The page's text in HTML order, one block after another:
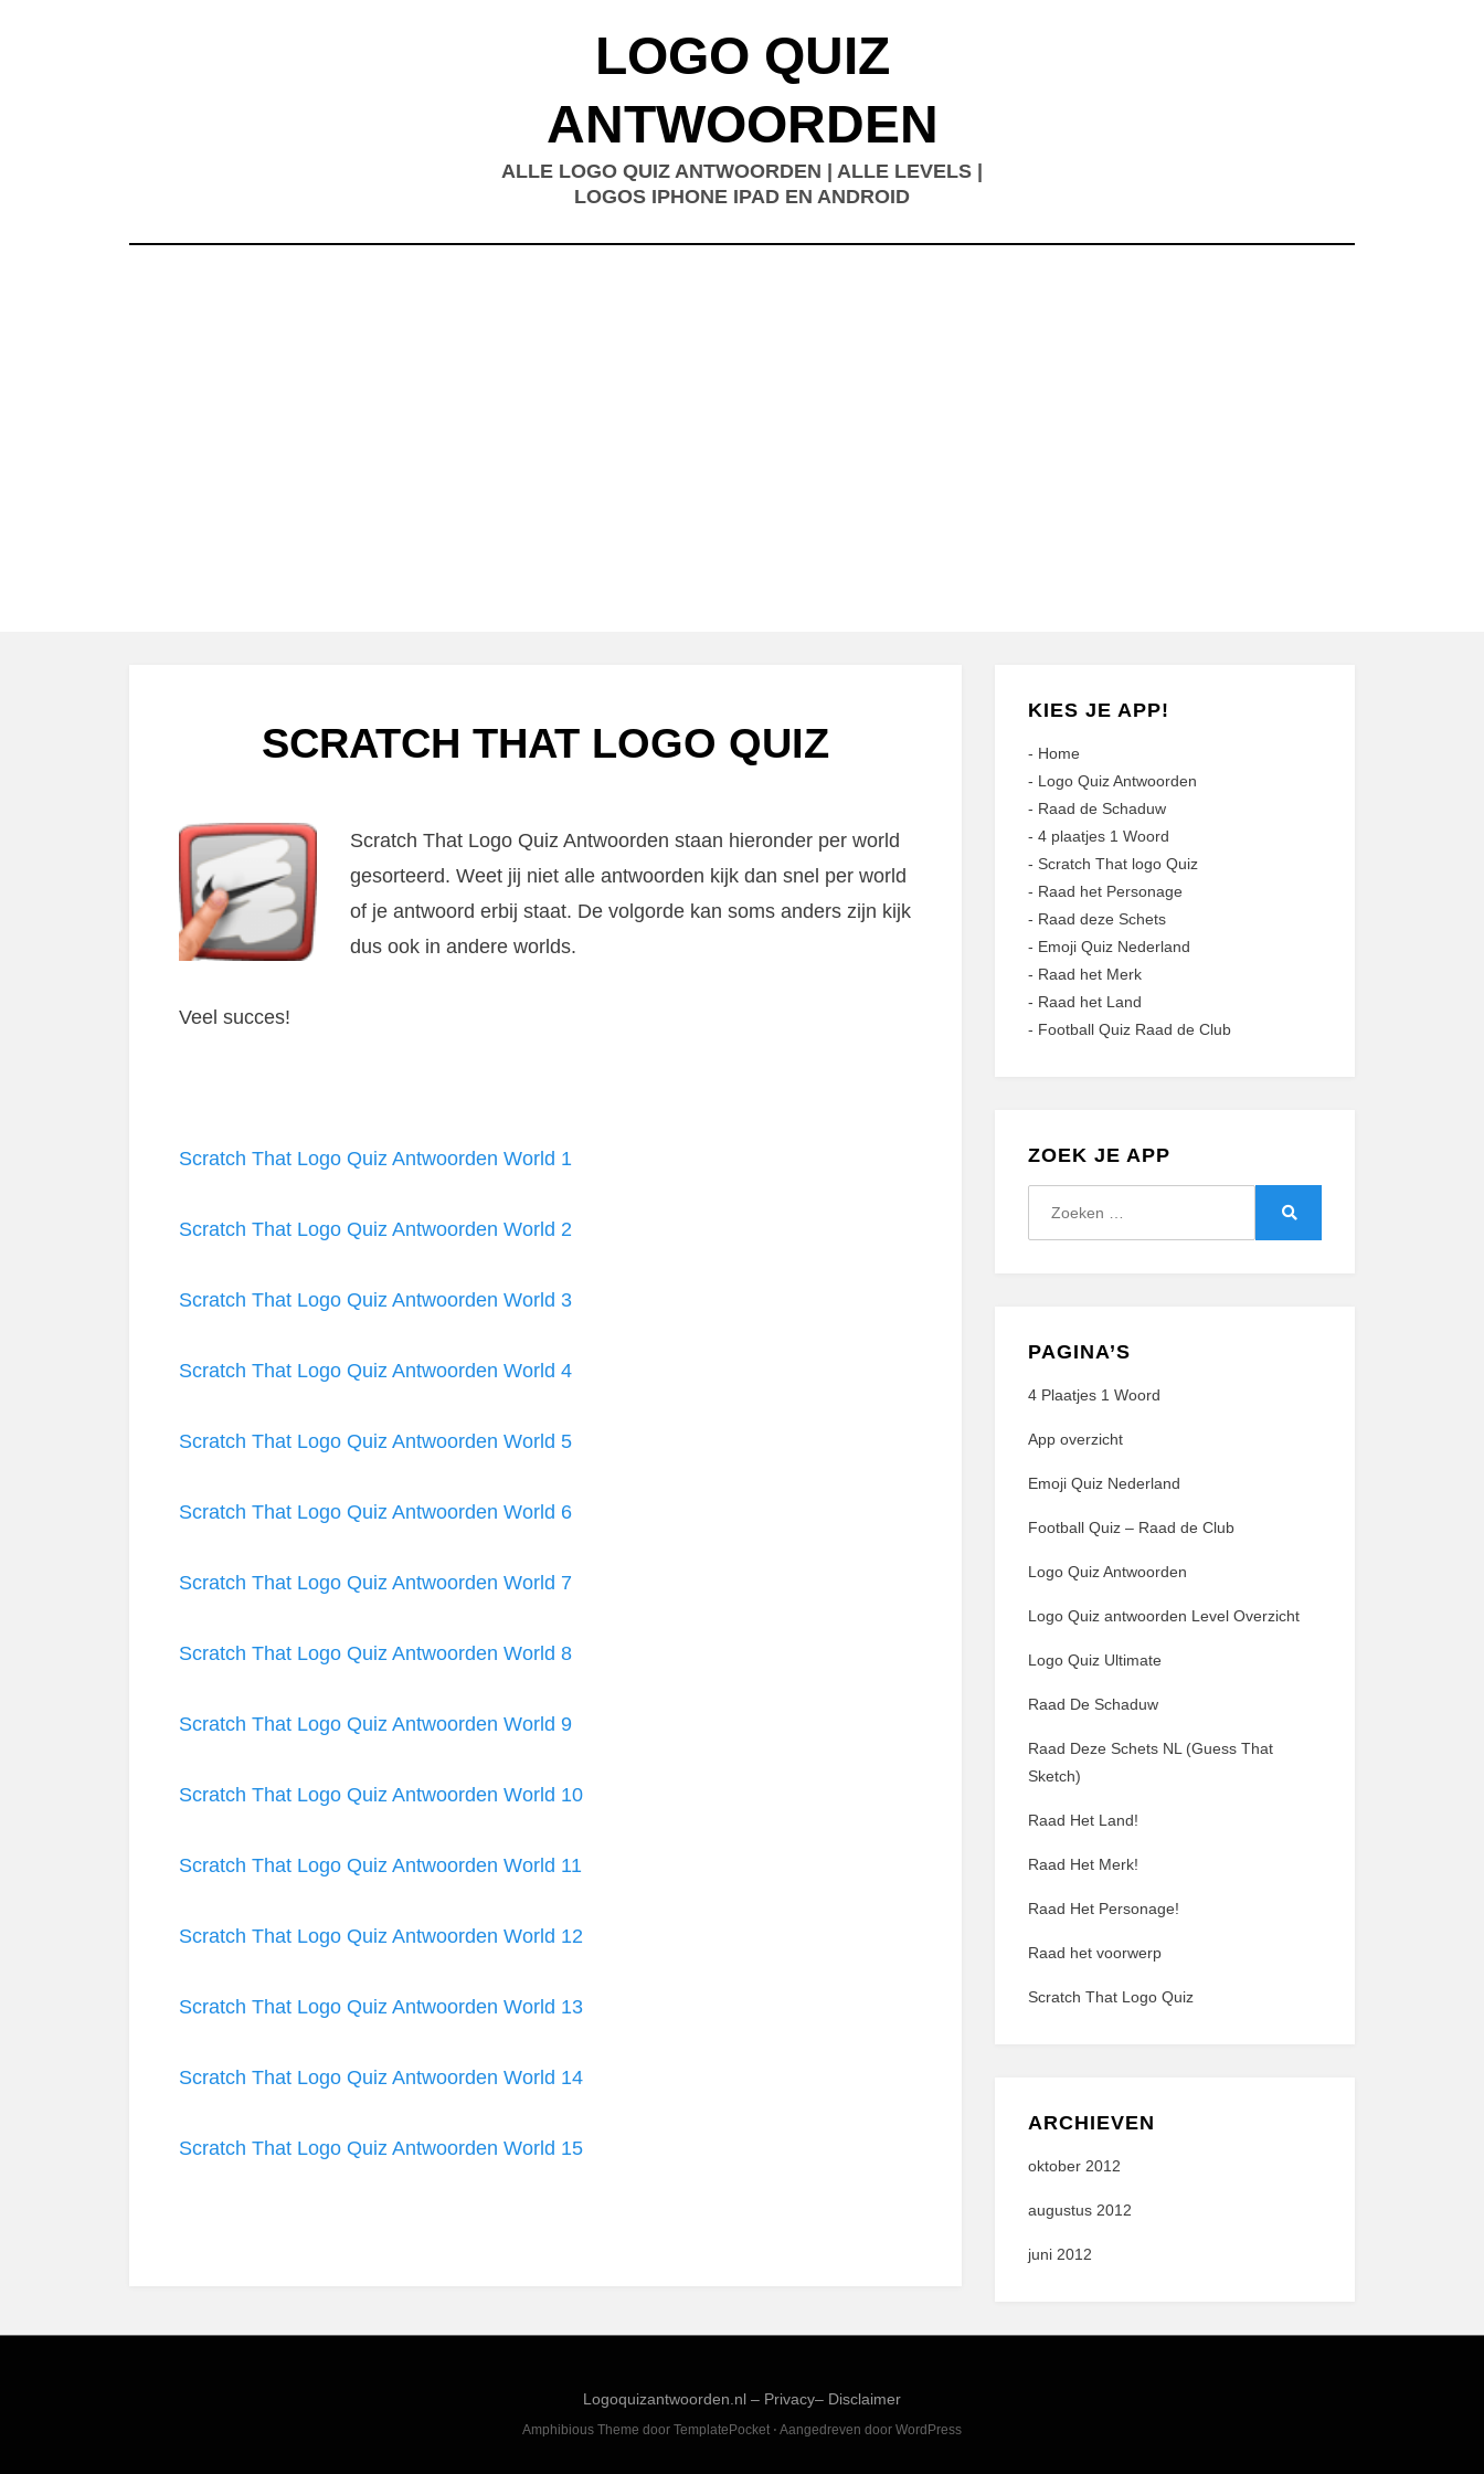
LOGO QUIZ
ANTWOORDEN
ALLE LOGO QUIZ ANTWOORDEN | ALLE LEVELS |
LOGOS IPHONE IPAD EN ANDROID
SCRATCH THAT LOGO QUIZ
Scratch That Logo Quiz Antwoorden staan hieronder per world
gesorteerd. Weet jij niet alle antwoorden kijk dan snel per world
of je antwoord erbij staat. De volgorde kan soms anders zijn kijk
dus ook in andere worlds.
Veel succes!
Scratch That Logo Quiz Antwoorden World 1
Scratch That Logo Quiz Antwoorden World 2
Scratch That Logo Quiz Antwoorden World 3
Scratch That Logo Quiz Antwoorden World 4
Scratch That Logo Quiz Antwoorden World 5
Scratch That Logo Quiz Antwoorden World 6
Scratch That Logo Quiz Antwoorden World 7
Scratch That Logo Quiz Antwoorden World 8
Scratch That Logo Quiz Antwoorden World 9
Scratch That Logo Quiz Antwoorden World 10
Scratch That Logo Quiz Antwoorden World 11
Scratch That Logo Quiz Antwoorden World 12
Scratch That Logo Quiz Antwoorden World 13
Scratch That Logo Quiz Antwoorden World 14
Scratch That Logo Quiz Antwoorden World 15
KIES JE APP!
- Home
- Logo Quiz Antwoorden
- Raad de Schaduw
- 4 plaatjes 1 Woord
- Scratch That logo Quiz
- Raad het Personage
- Raad deze Schets
- Emoji Quiz Nederland
- Raad het Merk
- Raad het Land
- Football Quiz Raad de Club
ZOEK JE APP
PAGINA’S
4 Plaatjes 1 Woord
App overzicht
Emoji Quiz Nederland
Football Quiz – Raad de Club
Logo Quiz Antwoorden
Logo Quiz antwoorden Level Overzicht
Logo Quiz Ultimate
Raad De Schaduw
Raad Deze Schets NL (Guess That
Sketch)
Raad Het Land!
Raad Het Merk!
Raad Het Personage!
Raad het voorwerp
Scratch That Logo Quiz
ARCHIEVEN
oktober 2012
augustus 2012
juni 2012
Logoquizantwoorden.nl – Privacy– Disclaimer
Amphibious Theme door TemplatePocket ⋅ Aangedreven door WordPress